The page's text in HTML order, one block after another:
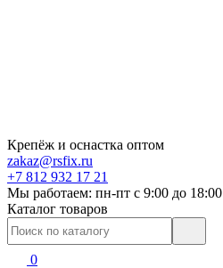
Крепёж и оснастка оптом
zakaz@rsfix.ru
+7 812 932 17 21
Мы работаем: пн-пт c 9:00 до 18:00
Каталог товаров
0